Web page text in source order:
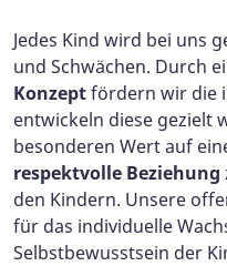
Jedes Kind wird bei uns
und Schwächen. Durch
Konzeptfördern wir die
entwickeln diese gezielt
besonderen Wert auf
respektvolle Beziehung
den Kindern. Unsere
für das individuelle
Selbstbewusstsein der